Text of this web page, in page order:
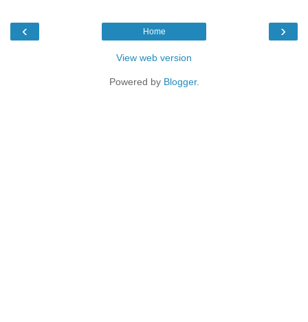
‹ ›
Home
View web version
Powered by Blogger.